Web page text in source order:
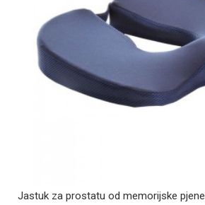
Jastuk za prostatu od memorijske pjene